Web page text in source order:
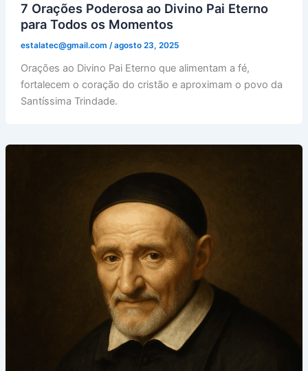
7 Orações Poderosa ao Divino Pai Eterno
para Todos os Momentos
estalatec@gmail.com /agosto 23, 2025
Orações ao Divino Pai Eterno que alimentam a fé,
fortalecem o coração do cristão e aproximam o povo da
Santíssima Trindade.